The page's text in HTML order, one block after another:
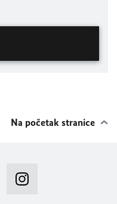
Na početak stranice